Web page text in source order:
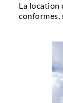
La location
conformes,